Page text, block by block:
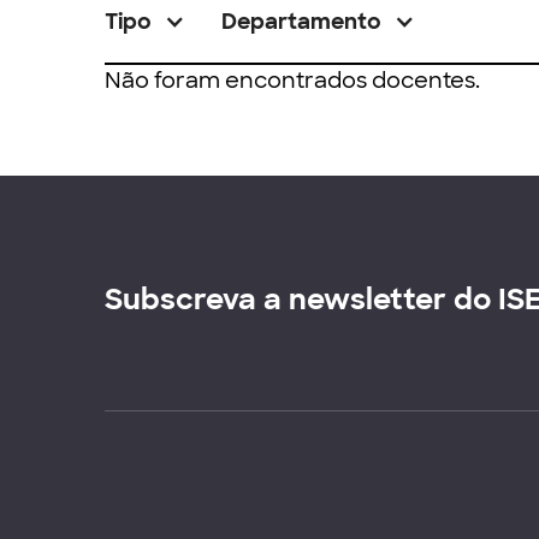
Tipo Departamento
Não foram encontrados docentes.
Subscreva a newsletter do